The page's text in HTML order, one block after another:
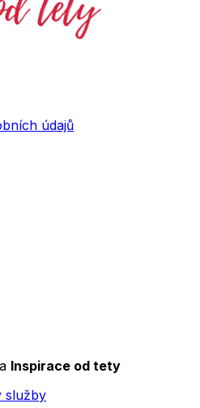
údajů
Inspirace od tety
služby